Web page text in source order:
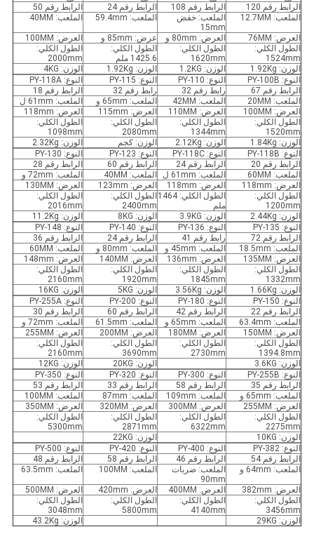
الرابط رقم 120
الرابط رقم 108 الرابط رقم 24
الرابط رقم 50
الملعب: 12.7MM
الملعب: خفض
15mm
الملعب: 59.4mm الملعب: 40MM
العرض: 76MM العرض: 80mm و عرض: 85mm و
العرض: 100MM
الطول الكلي:
1524mm
الطول الكلي:
1620mm
الطول الكلي:
1425.6 ملم
الطول الكلي:
2000mm
الوزن: 1.92Kg
الوزن: 1.2KG الوزن: 1.92Kg
الوزن: 4KG
النوع: PY-100B
النوع: PY-110 النوع: PY-115
النوع: PY-118A
الرابط رقم 67
رابط رقم 32 رابط رقم 32
الرابط رقم 18
الملعب: 20MM
الملعب: 42MM الملعب: 65mm و
الملعب: 61mm ل
العرض: 100MM
العرض: 110MM العرض: 115mm
العرض: 118mm
الطول الكلي:
1520mm
الطول الكلي:
1344mm
الطول الكلي:
2080mm
الطول الكلي:
1098mm
الوزن: 1.84Kg
الوزن: 2.12Kg الوزن: كجم
الوزن: 2.32Kg
النوع: PY-118B
النوع: PY-118C النوع: PY-123
النوع: PY-130
الرابط رقم 20
الرابط رقم 24 الرابط رقم 60
الرابط رقم 28
الملعب: 60MM
الملعب: 61mm ل الملعب: 40MM
الملعب: 72mm و
العرض: 118mm
العرض: 118mm العرض: 123mm
العرض: 130MM
الطول الكلي:
1200mm
الطول الكلي: 1464
ملم
الطول الكلي:
2400mm
الطول الكلي:
2016mm
الوزن: 2.44Kg
الوزن: 3.9KG الوزن: 8KG
الوزن: 11.2Kg
النوع: PY-135
النوع: PY-136 النوع: PY-140
النوع: PY-148
الرابط رقم 72
رابط رقم 41 الرابط رقم 24
الرابط رقم 36
الملعب: 18.5mm
الملعب: 45mm و الملعب: 80mm و
الملعب: 60MM
العرض: 135MM
العرض: 136mm العرض: 140MM
العرض: 148mm
الطول الكلي:
1332mm
الطول الكلي:
1845mm
الطول الكلي:
1920mm
الطول الكلي:
2160mm
الوزن: 1.66Kg
الوزن: 3.56Kg الوزن: 5KG
الوزن: 16KG
النوع: PY-150
النوع: PY-180 النوع: PY-200
النوع: PY-255A
الرابط رقم 22
الرابط رقم 42 الرابط رقم 60
الرابط رقم 30
الملعب: 63.4mm
الملعب: 65mm و الملعب: 61.5mm
الملعب: 72mm و
العرض: 150MM
العرض: 180MM العرض: 200MM
العرض: 255MM
الطول الكلي:
1394.8mm
الطول الكلي:
2730mm
الطول الكلي:
3690mm
الطول الكلي:
2160mm
الوزن: 3.6KG
الوزن: 20KG
الوزن: 12KG
النوع: PY-255B
النوع: PY-300 النوع: PY-320
النوع: PY-350
الرابط رقم 35
الرابط رقم 58 الرابط رقم 33
الرابط رقم 53
الملعب: 65mm و
الملعب: 109mm الملعب: 87mm
الملعب: 100MM
العرض: 255MM
العرض: 300MM العرض: 320MM
العرض: 350MM
الطول الكلي:
2275mm
الطول الكلي:
6322mm
الطول الكلي:
2871mm
الطول الكلي:
5300mm
الوزن: 10KG
الوزن: 22KG
النوع: PY-382
النوع: PY-400 النوع: PY-420
النوع: PY-500
الرابط رقم 54
الرابط رقم 46 الرابط رقم 58
الرابط رقم 48
الملعب: 64mm و
الملعب: ضربات
90mm
الملعب: 100MM الملعب: 63.5mm
العرض: 382mm العرض: 400MM العرض: 420mm
العرض: 500MM
الطول الكلي:
3456mm
الطول الكلي:
4140mm
الطول الكلي:
5800mm
الطول الكلي:
3048mm
الوزن: 29KG
الوزن: 43.2Kg